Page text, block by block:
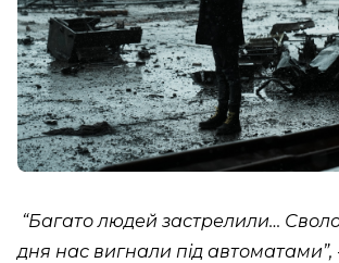
“Багато людей застрелили…
дня нас вигнали під автоматами”,